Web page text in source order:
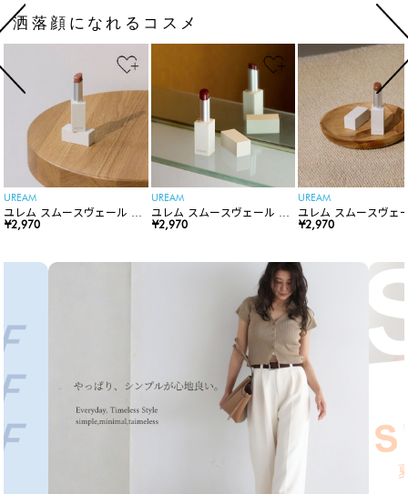
洒落顔になれるコスメ
UREAM
ユレム スムースヴェール リ
ップスティック
¥2,970
UREAM
ユレム スムースヴェール リ
ップスティック
¥2,970
UREAM
ユレム スムースヴェ
ップスティック
¥2,970